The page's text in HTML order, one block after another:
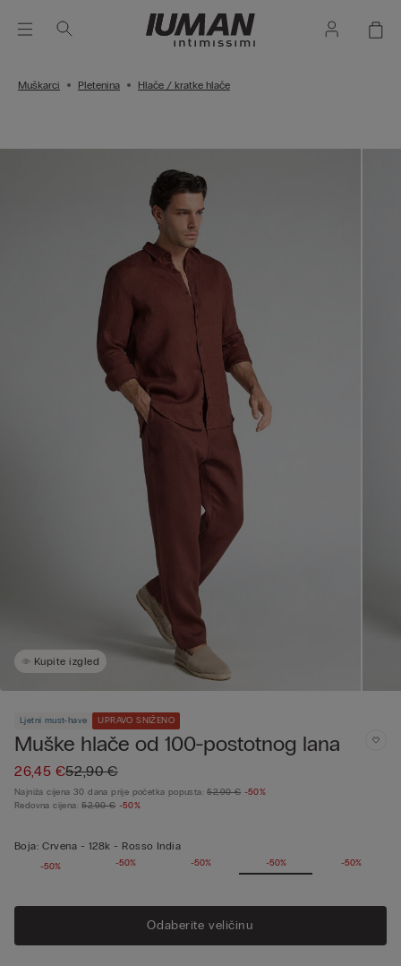
Muškarci Pletenina Hlače / kratke hlače
Kupite izgled
Ljetni must-have UPRAVO SNIŽENO
Muške hlače od 100-postotnog lana
26,45 €52,90 €
Najniža cijena 30 dana prije početka popusta:52,90 € -50%
Redovna cijena:52,90 € -50%
Boja: Crvena - 128k - Rosso India
-50% -50% -50% -50% -50%
-50%
Odaberite veličinu